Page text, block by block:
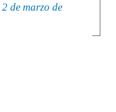
2 de marzo de